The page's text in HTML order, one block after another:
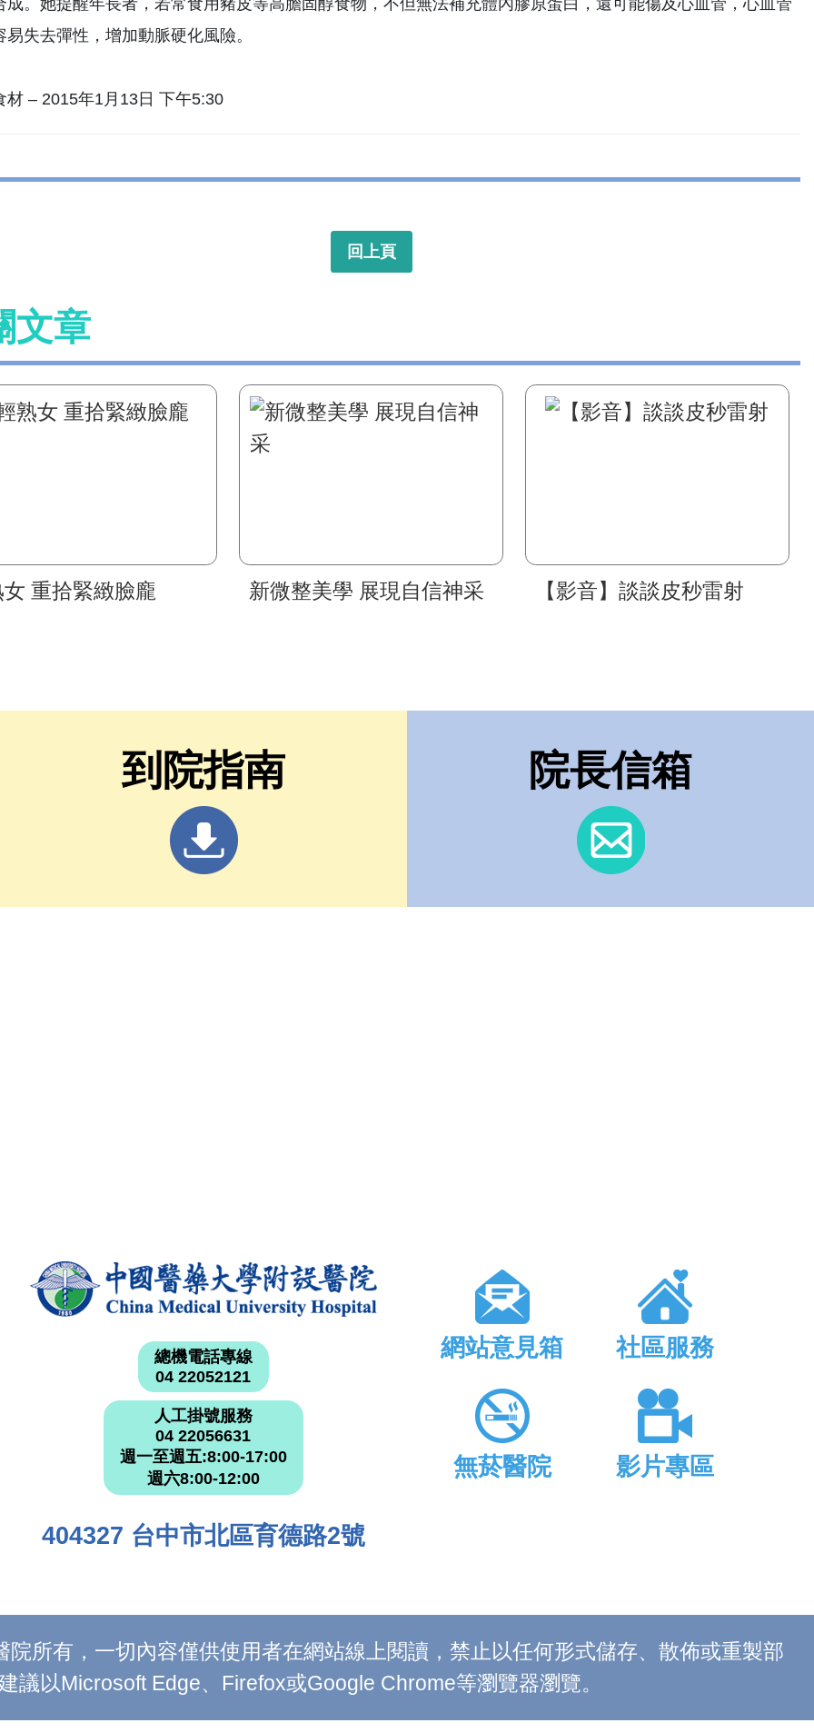
成。她提醒年長者，若常食用豬皮等高膽固醇食物，不但無法補充體內膠原蛋白，還可能傷及心血管，心血管
易失去彈性，增加動脈硬化風險。
材 – 2015年1月13日 下午5:30
回上頁
文章
重拾緊緻臉龐 新微整美學 展現自信神采 【影音】談談皮秒雷射
到院指南 院長信箱
總機電話專線
04 22052121
人工掛號服務
04 22056631
週一至週五:8:00-17:00
週六8:00-12:00
404327 台中市北區育德路2號
網站意見箱 社區服務
無菸醫院 影片專區
所有，一切內容僅供使用者在網站線上閱讀，禁止以任何形式儲存、散佈或重製部
議以Microsoft Edge、Firefox或Google Chrome等瀏覽器瀏覽。